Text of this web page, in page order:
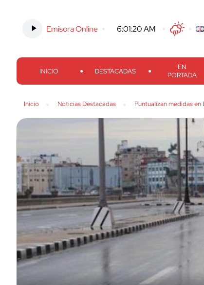
Emisora Online -6:01:21 AM TwitterFacebook
INICIO DESTACADAS
EN
PORTADA
Inicio Noticias Destacadas Puntualizan medidas